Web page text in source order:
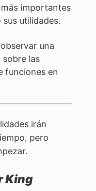
importantes
utilidades.
una
las
funciones en
irán
pero
King